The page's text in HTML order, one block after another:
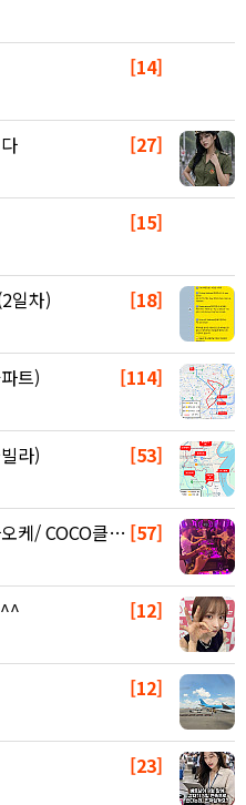
[14]
[27]
[15]
[18]
일차)
[114]
트)
[53]
라)
[57]
/ COCO클럽/…
[12]
[12]
[23]